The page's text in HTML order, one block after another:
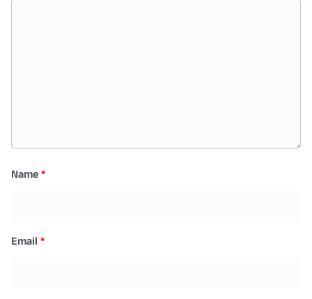
Name*
Email *